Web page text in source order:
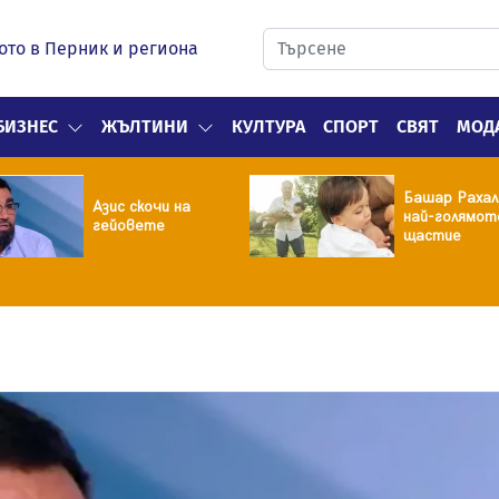
в Перник и региона
ЖЪЛТИНИ КУЛТУРА СПОРТ СВЯТ
Азис скочи на
гейовете
Башар Рахал
най-
щастие